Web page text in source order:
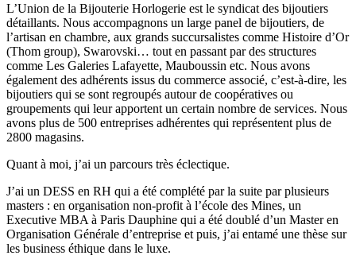
L’Union de la Bijouterie Horlogerie est le syndicat des bijoutiers
détaillants. Nous accompagnons un large panel de bijoutiers, de
l’artisan en chambre, aux grands succursalistes comme Histoire d’Or
(Thom group), Swarovski… tout en passant par des structures
comme Les Galeries Lafayette, Mauboussin etc. Nous avons
également des adhérents issus du commerce associé, c’est-à-dire, les
bijoutiers qui se sont regroupés autour de coopératives ou
groupements qui leur apportent un certain nombre de services. Nous
avons plus de 500 entreprises adhérentes qui représentent plus de
2800 magasins.
Quant à moi, j’ai un parcours très éclectique.
J’ai un DESS en RH qui a été complété par la suite par plusieurs
masters : en organisation non-profit à l’école des Mines, un
Executive MBA à Paris Dauphine qui a été doublé d’un Master en
Organisation Générale d’entreprise et puis, j’ai entamé une thèse sur
les business éthique dans le luxe.